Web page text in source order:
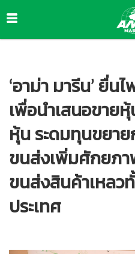
✅ คุกกี้ที่จำเป็น (Necessary)
จำเป็นสำหรับการทำงานหลักของเว็บไซต์ เช่น
📊 คุกกี้วิเคราะห์ (Analytics)
📣 คุกกี้การตลาด (Marketing)
‘อาม่า มารีน’ ยื่น
เพื่อนำเสนอขาย
หุ้น ระดมทุนขยาย
ขนส่งเพิ่มศักยภา
ขนส่งสินค้าเหลว
ประเทศ